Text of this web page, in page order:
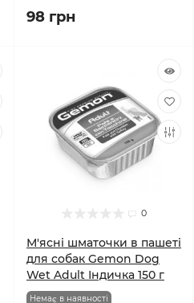
98 грн
0
М'ясні шматочки в пашеті
для собак Gemon Dog
Wet Adult Індичка 150 г
Немає в наявності